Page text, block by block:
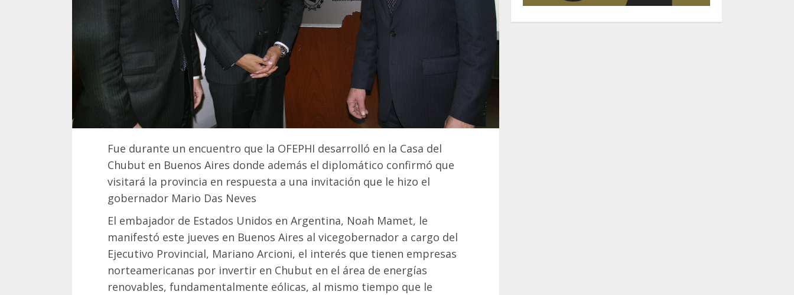
Fue durante un encuentro que la OFEPHI desarrolló en la Casa del
Chubut en Buenos Aires donde además el diplomático confirmó que
visitará la provincia en respuesta a una invitación que le hizo el
gobernador Mario Das Neves
El embajador de Estados Unidos en Argentina, Noah Mamet, le
manifestó este jueves en Buenos Aires al vicegobernador a cargo del
Ejecutivo Provincial, Mariano Arcioni, el interés que tienen empresas
norteamericanas por invertir en Chubut en el área de energías
renovables, fundamentalmente eólicas, al mismo tiempo que le